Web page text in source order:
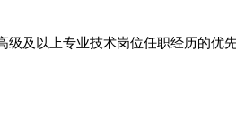
及以上专业技术岗位任职经历的优先